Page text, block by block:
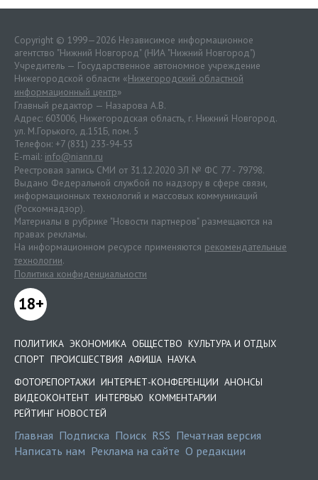
Copyright © 1999—2026 Независимое информационное
агентство "Нижний Новгород" (НИА "Нижний Новгород")
Учредитель — Государственное автономное учреждение
Нижегородской области «Нижегородский областной
информационный центр»
Главный редактор — Назарова А.В.
Адрес: 603006, Нижегородская область, г. Нижний Новгород.
ул. М.Горького, д.151Б, пом. 5
Телефон: +7 (831) 233-94-53
E-mail: info@niann.ru
Реестровая запись СМИ от 31.12.2020 ЭЛ № ФС 77 - 79798.
Выдано Федеральной службой по надзору в сфере связи,
информационных технологий и массовых коммуникаций
(Роскомнадзор).
Материалы в рубрике "Новости партнеров" размещаются на
правах рекламы.
На информационном ресурсе применяются рекомендательные
технологии.
Политика конфиденциальности
18+
ПОЛИТИКА ЭКОНОМИКА ОБЩЕСТВО КУЛЬТУРА И ОТДЫХ
СПОРТ ПРОИСШЕСТВИЯ АФИША НАУКА
ФОТОРЕПОРТАЖИ ИНТЕРНЕТ-КОНФЕРЕНЦИИ АНОНСЫ
ВИДЕОКОНТЕНТ ИНТЕРВЬЮ КОММЕНТАРИИ
РЕЙТИНГ НОВОСТЕЙ
Главная Подписка Поиск RSS Печатная версия
Написать нам Реклама на сайте О редакции